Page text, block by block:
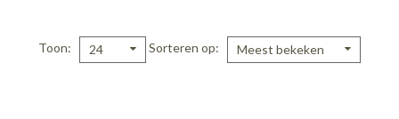
Toon 24 Sorteren op Meest bekeken